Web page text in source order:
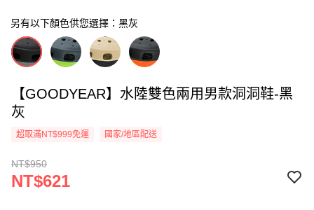
另有以下顏色供您選擇：黑灰
【GOODYEAR】水陸雙色兩用男款洞洞鞋-黑
灰
超取滿NT$999免運 國家/地區配送
NT$950
NT$621